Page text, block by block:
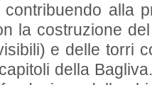
alla
la costruzione
e delle torri
della